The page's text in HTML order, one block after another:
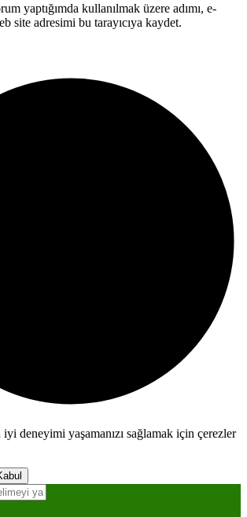
yaptığımda kullanılmak üzere adımı, e-
site adresimi bu tarayıcıya kaydet.
deneyimi yaşamanızı sağlamak için çerezler